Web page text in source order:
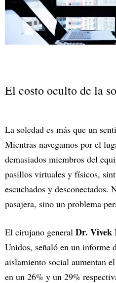
El costo oculto de la
La soledad es más que un
Mientras navegamos por el
demasiados miembros del
pasillos virtuales y físicos,
escuchados y desconectados.
pasajera, sino un problema
El cirujano general Dr. Vivek
Unidos, señaló en un informe
aislamiento social aumentan
en un 26% y un 29%